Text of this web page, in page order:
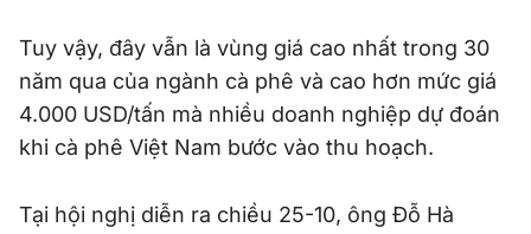
Tuy vậy, đây vẫn là vùng giá cao nhất trong 30
năm qua của ngành cà phê và cao hơn mức giá
4.000 USD/tấn mà nhiều doanh nghiệp dự đoán
khi cà phê Việt Nam bước vào thu hoạch.
Tại hội nghị diễn ra chiều 25-10, ông Đỗ Hà